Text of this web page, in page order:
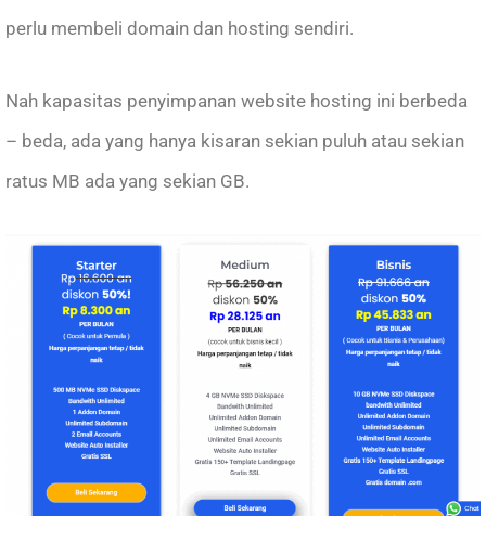
perlu membeli domain dan hosting sendiri.
Nah kapasitas penyimpanan website hosting ini berbeda
– beda, ada yang hanya kisaran sekian puluh atau sekian
ratus MB ada yang sekian GB.